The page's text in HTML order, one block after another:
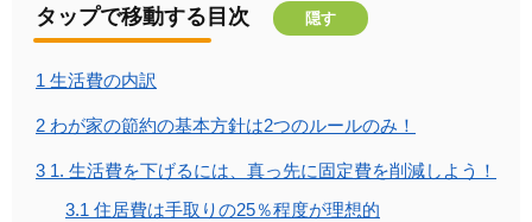
タップで移動する目次 隠す
1 生活費の内訳
2 わが家の節約の基本方針は2つのルールのみ！
3 1. 生活費を下げるには、真っ先に固定費を削減しよう！
3.1 住居費は手取りの25％程度が理想的